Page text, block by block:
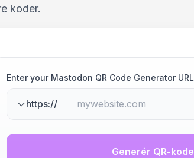
koder.
Enter your Mastodon QR Code Generator URL
https://
Generér QR-kode